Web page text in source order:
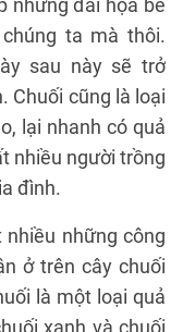
những đài họa bé
ta mà thôi.
sau này sẽ trở
Chuối cũng là loại
lại nhanh có quả
nhiều người trồng
đình.
những công
ở trên cây chuối
là một loại quả
xanh và chuối